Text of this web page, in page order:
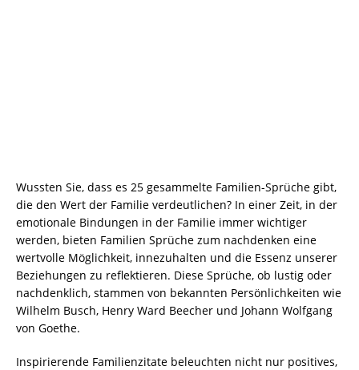
Wussten Sie, dass es 25 gesammelte Familien-Sprüche gibt,
die den Wert der Familie verdeutlichen? In einer Zeit, in der
emotionale Bindungen in der Familie immer wichtiger
werden, bieten Familien Sprüche zum nachdenken eine
wertvolle Möglichkeit, innezuhalten und die Essenz unserer
Beziehungen zu reflektieren. Diese Sprüche, ob lustig oder
nachdenklich, stammen von bekannten Persönlichkeiten wie
Wilhelm Busch, Henry Ward Beecher und Johann Wolfgang
von Goethe.
Inspirierende Familienzitate beleuchten nicht nur positives,